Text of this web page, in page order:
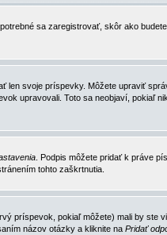
sa zaregistrovať, skôr ako
len svoje príspevky. Môžete upraviť
upravovali. Toto sa neobjaví, pokiaľ
. Podpis môžete pridať k práve
tohto zaškrtnutia.
príspevok, pokiaľ môžete) mali by ste
názov otázky a kliknite na Pridať